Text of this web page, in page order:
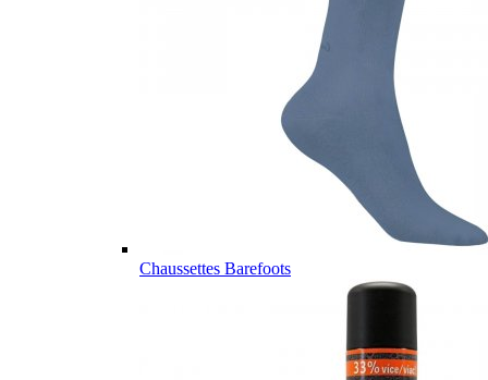
Chaussettes Barefoots